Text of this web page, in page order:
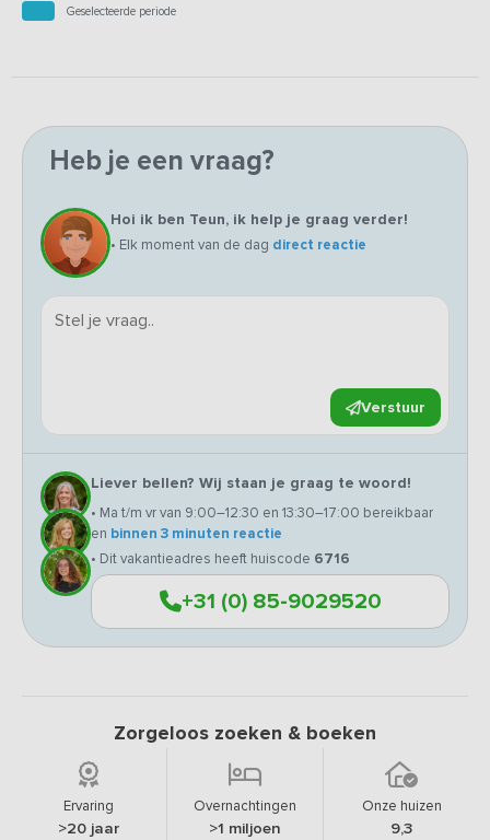
Geselecteerde periode
Heb je een vraag?
Hoi ik ben Teun, ik help je graag verder!
• Elk moment van de dag direct reactie
Verstuur
Liever bellen? Wij staan je graag te woord!
• Ma t/m vr van 9:00–12:30 en 13:30–17:00 bereikbaar
en binnen 3 minuten reactie
• Dit vakantieadres heeft huiscode 6716
+31 (0) 85-9029520
Zorgeloos zoeken & boeken
Ervaring
>20 jaar
Overnachtingen
>1 miljoen
Onze huizen
9,3